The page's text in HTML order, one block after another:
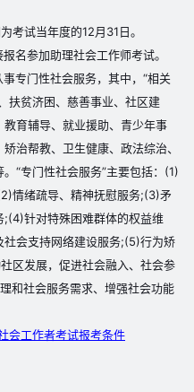
考试当年度的12月31日。
名参加助理社会工作师考试。
专门性社会服务，其中，“相关
扶贫济困、慈善事业、社区建
育辅导、就业援助、青少年事
治帮教、卫生健康、政法综治、
“专门性社会服务”主要包括：(1)
情绪疏导、精神抚慰服务;(3)矛
;(4)针对特殊困难群体的权益维
会支持网络建设服务;(5)行为矫
区发展，促进社会融入、社会参
和社会服务需求、增强社会功能
会工作者考试报考条件